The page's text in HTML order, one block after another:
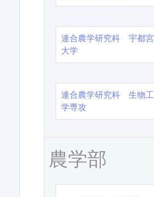
連合農学研究科 宇都宮
大学
連合農学研究科 生物工
学専攻
農学部